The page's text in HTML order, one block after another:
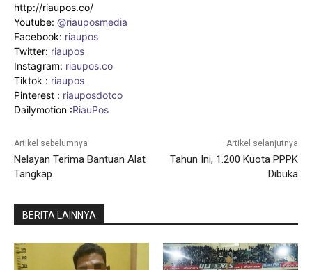
http://riaupos.co/
Youtube: @riauposmedia
Facebook: riaupos
Twitter: riaupos
Instagram: riaupos.co
Tiktok : riaupos
Pinterest : riauposdotco
Dailymotion :RiauPos
Artikel sebelumnya
Nelayan Terima Bantuan Alat
Tangkap
Artikel selanjutnya
Tahun Ini, 1.200 Kuota PPPK
Dibuka
BERITA LAINNYA